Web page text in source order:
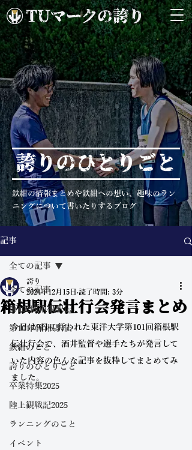
鉄紺の情報まとめや鉄紺への想い、趣味のラン
ニングについて書いたりするブログ
記事
全ての記事
第102回箱根駅伝
第101回箱根駅伝
鉄紺のこと
誇りのひとりごと
卒業特集2025
陸上観戦記2025
ランニングのこと
イベント
全ての記事
箱根駅伝壮行会発言まとめ
誇り
2024年12月15日 読了時間: 3分
今日は9日に行われた東洋大学第101回箱根駅
伝壮行会で、酒井監督や選手たちが発言して
いた内容の色んな記事を抜粋してまとめてみ
ました。